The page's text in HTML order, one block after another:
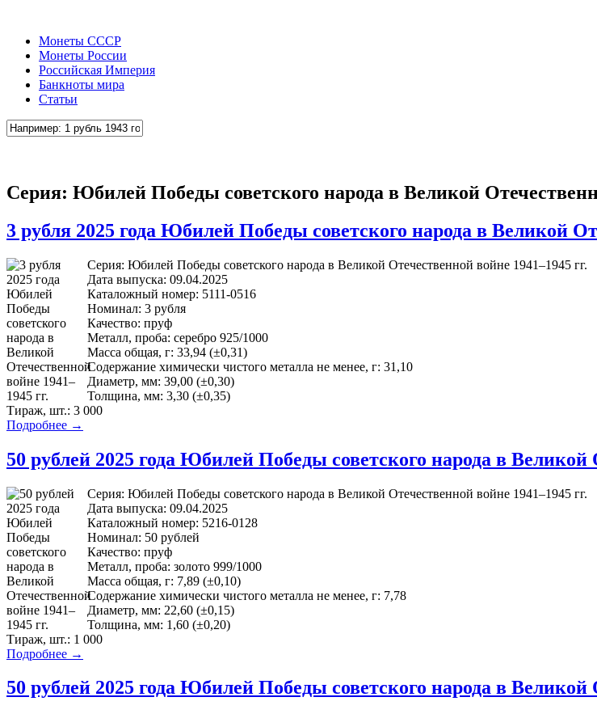
Монеты СССР
Монеты России
Российская Империя
Банкноты мира
Статьи
Серия: Юбилей Победы советского народа в Великой
3 рубля 2025 года Юбилей Победы советского народа в Великой
Серия: Юбилей Победы советского народа в Великой Отечественной войне 1941–1945 гг.
Дата выпуска: 09.04.2025
Каталожный номер: 5111-0516
Номинал: 3 рубля
Качество: пруф
Металл, проба: серебро 925/1000
Масса общая, г: 33,94 (±0,31)
Содержание химически чистого металла не менее, г: 31,10
Диаметр, мм: 39,00 (±0,30)
Толщина, мм: 3,30 (±0,35)
Тираж, шт.: 3 000
Подробнее →
50 рублей 2025 года Юбилей Победы советского народа в Великой
Серия: Юбилей Победы советского народа в Великой Отечественной войне 1941–1945 гг.
Дата выпуска: 09.04.2025
Каталожный номер: 5216-0128
Номинал: 50 рублей
Качество: пруф
Металл, проба: золото 999/1000
Масса общая, г: 7,89 (±0,10)
Содержание химически чистого металла не менее, г: 7,78
Диаметр, мм: 22,60 (±0,15)
Толщина, мм: 1,60 (±0,20)
Тираж, шт.: 1 000
Подробнее →
50 рублей 2025 года Юбилей Победы советского народа в Великой